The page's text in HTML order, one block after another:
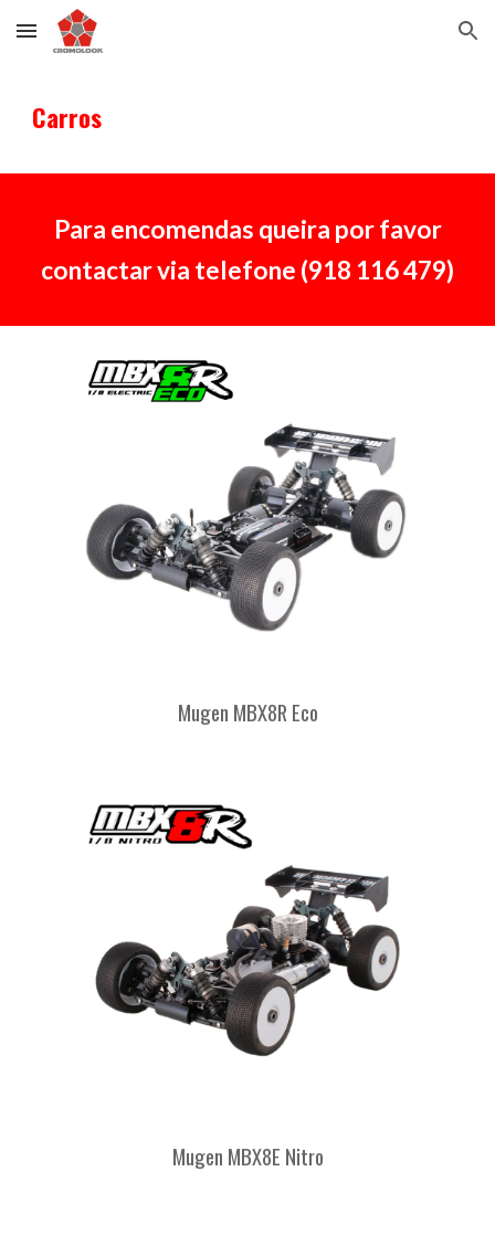
Skip to main content Skip to navigation
Carros
Para encomendas queira por favor
contactar via telefone (918 116 479)
Mugen MBX8R Eco
Mugen MBX8E Nitro